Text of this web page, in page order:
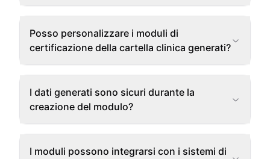
Posso personalizzare i moduli di
certificazione della cartella clinica generati?
I dati generati sono sicuri durante la
creazione del modulo?
I moduli possono integrarsi con i sistemi di